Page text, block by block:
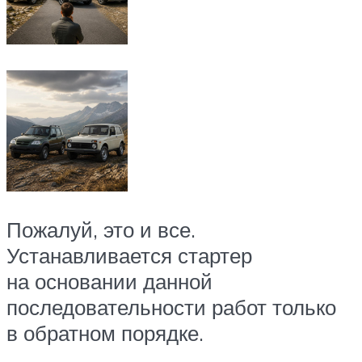
Пожалуй, это и все.
Устанавливается стартер
на основании данной
последовательности работ только
в обратном порядке.